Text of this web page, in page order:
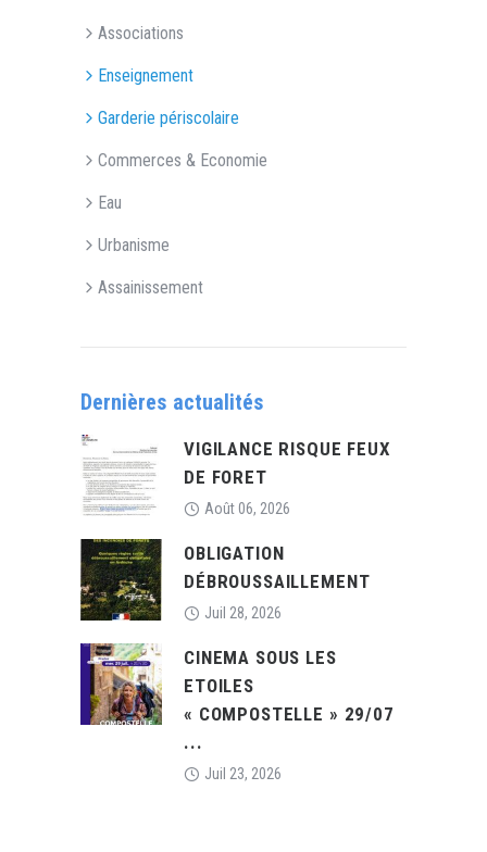
Associations
Enseignement
Garderie périscolaire
Commerces & Economie
Eau
Urbanisme
Assainissement
Dernières actualités
VIGILANCE RISQUE FEUX
DE FORET
Août 06, 2026
OBLIGATION
DÉBROUSSAILLEMENT
Juil 28, 2026
CINEMA SOUS LES
ETOILES
« COMPOSTELLE » 29/07
...
Juil 23, 2026